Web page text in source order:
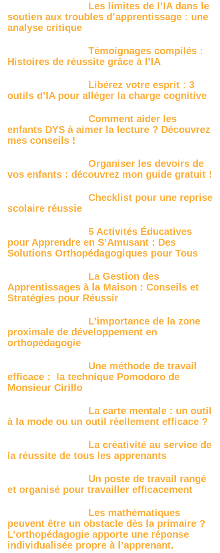
Les limites de l’IA dans le
soutien aux troubles d’apprentissage : une
analyse critique
Témoignages compilés :
Histoires de réussite grâce à l’IA
Libérez votre esprit : 3
outils d’IA pour alléger la charge cognitive
Comment aider les
enfants DYS à aimer la lecture ? Découvrez
mes conseils !
Organiser les devoirs de
vos enfants : découvrez mon guide gratuit !
Checklist pour une reprise
scolaire réussie
5 Activités Éducatives
pour Apprendre en S’Amusant : Des
Solutions Orthopédagogiques pour Tous
La Gestion des
Apprentissages à la Maison : Conseils et
Stratégies pour Réussir
L’importance de la zone
proximale de développement en
orthopédagogie
Une méthode de travail
efficace : la technique Pomodoro de
Monsieur Cirillo
La carte mentale : un outil
à la mode ou un outil réellement efficace ?
La créativité au service de
la réussite de tous les apprenants
Un poste de travail rangé
et organisé pour travailler efficacement
Les mathématiques
peuvent être un obstacle dès la primaire ?
L’orthopédagogie apporte une réponse
individualisée propre à l’apprenant.